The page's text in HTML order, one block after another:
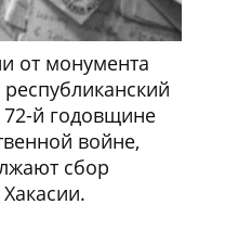
от монумента
й годовщине
войне,
сбор